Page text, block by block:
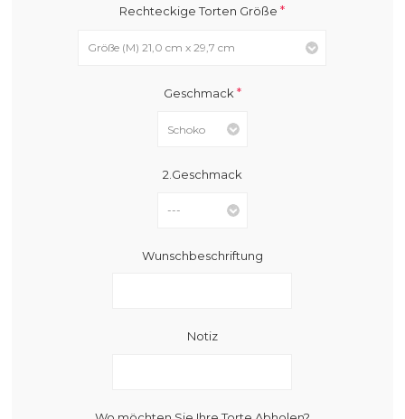
Rechteckige Torten Größe*
Geschmack *
2.Geschmack
Wunschbeschriftung
Notiz